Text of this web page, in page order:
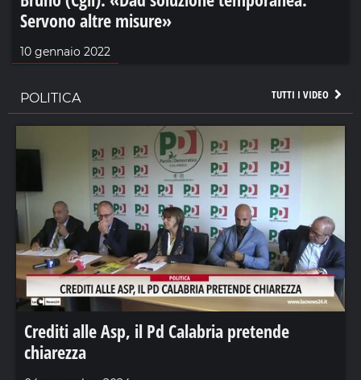
Servono altre misure»
10 gennaio 2022
TUTTI I VIDEO
POLITICA
Crediti alle Asp, il Pd Calabria pretende
chiarezza